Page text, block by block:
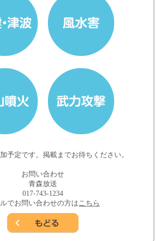
予定です。掲載までお待ちください。
お問い合わせ
青森放送
017-743-1234
ルでお問い合わせの方は こちら